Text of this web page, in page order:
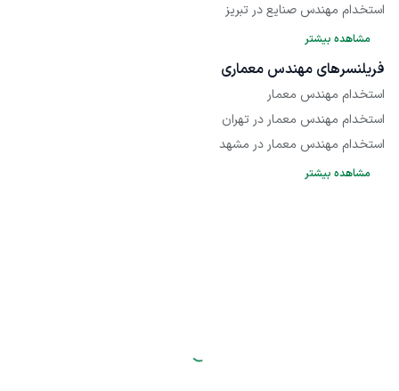
استخدام مهندس صنایع در تبریز
مشاهده بیشتر
فریلنسر‌های مهندس معماری
استخدام مهندس معمار
استخدام مهندس معمار در تهران
استخدام مهندس معمار در مشهد
مشاهده بیشتر